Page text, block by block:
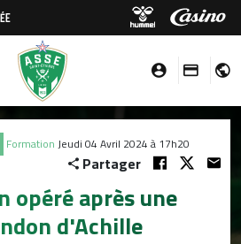
Formation Jeudi 04 Avril 2024 à 17h20
Partager
opéré après une
d'Achille